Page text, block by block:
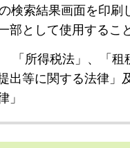
検索結果画面を印
部として使用するこ
「所得税法」、「
出等に関する法律」
」